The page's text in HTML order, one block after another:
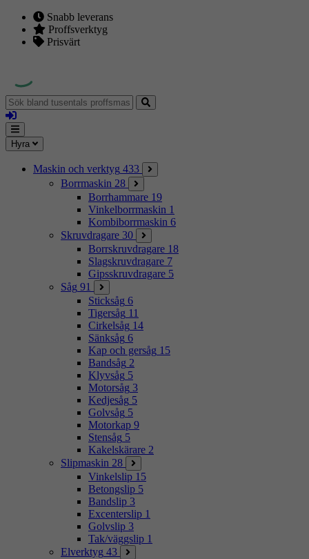
Snabb leverans
Proffsverktyg
Prisvärt
Sök
bland
tusentals
proffsmaskiner
Logga
in
Mina
sidor
Meny
Hyra
Maskin och verktyg 433
Borrmaskin 28
Borrhammare 19
Vinkelborrmaskin 1
Kombiborrmaskin 6
Skruvdragare 30
Borrskruvdragare 18
Slagskruvdragare 7
Gipsskruvdragare 5
Såg 91
Sticksåg 6
Tigersåg 11
Cirkelsåg 14
Sänksåg 6
Kap och gersåg 15
Bandsåg 2
Klyvsåg 5
Motorsåg 3
Kedjesåg 5
Golvsåg 5
Motorkap 9
Stensåg 5
Kakelskärare 2
Slipmaskin 28
Vinkelslip 15
Betongslip 5
Bandslip 3
Excenterslip 1
Golvslip 3
Tak/väggslip 1
Elverktyg 43